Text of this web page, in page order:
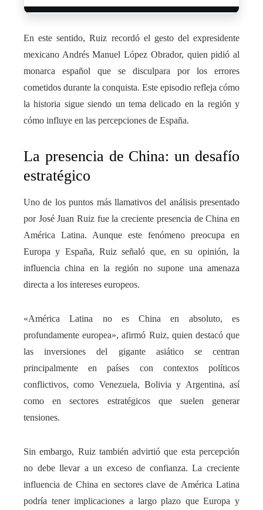
En este sentido, Ruiz recordó el gesto del expresidente
mexicano Andrés Manuel López Obrador, quien pidió al
monarca español que se disculpara por los errores
cometidos durante la conquista. Este episodio refleja cómo
la historia sigue siendo un tema delicado en la región y
cómo influye en las percepciones de España.
La presencia de China: un desafío
estratégico
Uno de los puntos más llamativos del análisis presentado
por José Juan Ruiz fue la creciente presencia de China en
América Latina. Aunque este fenómeno preocupa en
Europa y España, Ruiz señaló que, en su opinión, la
influencia china en la región no supone una amenaza
directa a los intereses europeos.
«América Latina no es China en absoluto, es
profundamente europea», afirmó Ruiz, quien destacó que
las inversiones del gigante asiático se centran
principalmente en países con contextos políticos
conflictivos, como Venezuela, Bolivia y Argentina, así
como en sectores estratégicos que suelen generar
tensiones.
Sin embargo, Ruiz también advirtió que esta percepción
no debe llevar a un exceso de confianza. La creciente
influencia de China en sectores clave de América Latina
podría tener implicaciones a largo plazo que Europa y